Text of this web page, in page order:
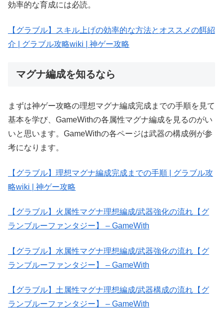
効率的な育成には必読。
【グラブル】スキル上げの効率的な方法とオススメの餌紹
介 | グラブル攻略wiki | 神ゲー攻略
マグナ編成を知るなら
まずは神ゲー攻略の理想マグナ編成完成までの手順を見て
基本を学び、GameWithの各属性マグナ編成を見るのがい
いと思います。GameWithの各ページは武器の構成例が参
考になります。
【グラブル】理想マグナ編成完成までの手順 | グラブル攻
略wiki | 神ゲー攻略
【グラブル】火属性マグナ理想編成/武器強化の流れ【グ
ランブルーファンタジー】 – GameWith
【グラブル】水属性マグナ理想編成/武器強化の流れ【グ
ランブルーファンタジー】 – GameWith
【グラブル】土属性マグナ理想編成/武器構成の流れ【グ
ランブルーファンタジー】 – GameWith